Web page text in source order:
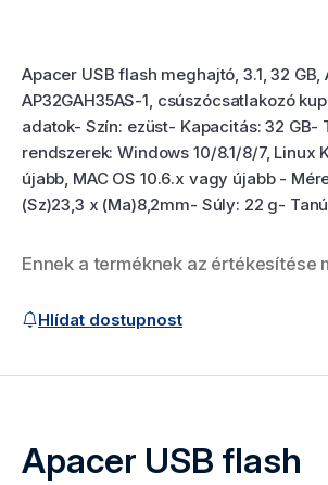
Apacer USB flash meghajtó, 3.1, 32 GB,
AP32GAH35AS-1, csúszócsatlakozó
adatok- Szín: ezüst- Kapacitás: 32 GB-
rendszerek: Windows 10/8.1/8/7, Linux
újabb, MAC OS 10.6.x vagy újabb -
(Sz)23,3 x (Ma)8,2mm- Súly: 22 g-
Ennek a terméknek az értékesítése
Hlídat dostupnost
Apacer USB flash